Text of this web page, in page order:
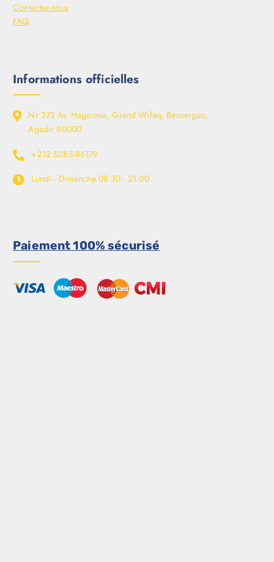
Contactez-nous
FAQ
Informations officielles
Nr 373 Av. Hagounia, Grand Wifaq, Bensergao,
Agadir 80000
+212 5283-86179
Lundi - Dimanche 08:30 - 21:00
Paiement 100% sécurisé